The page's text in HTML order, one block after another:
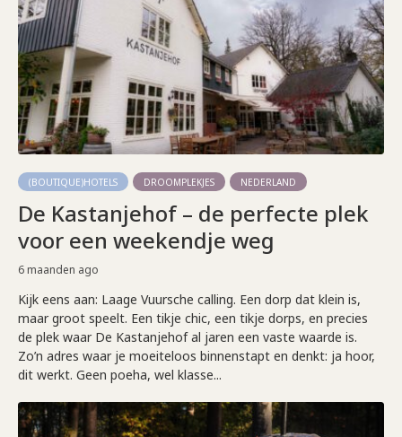
(BOUTIQUE)HOTELS DROOMPLEKJES NEDERLAND
De Kastanjehof – de perfecte plek
voor een weekendje weg
6 maanden ago
Kijk eens aan: Laage Vuursche calling. Een dorp dat klein is,
maar groot speelt. Een tikje chic, een tikje dorps, en precies
de plek waar De Kastanjehof al jaren een vaste waarde is.
Zo’n adres waar je moeiteloos binnenstapt en denkt: ja hoor,
dit werkt. Geen poeha, wel klasse...